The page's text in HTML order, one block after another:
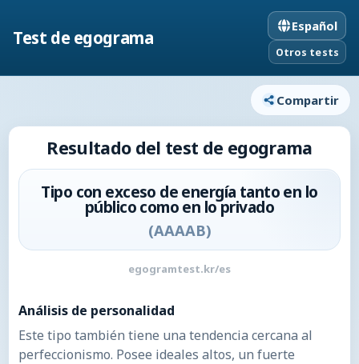
Test de egograma
Español
Otros tests
Compartir
Resultado del test de egograma
Tipo con exceso de energía tanto en lo
público como en lo privado
(AAAAB)
egogramtest.kr/es
Análisis de personalidad
Este tipo también tiene una tendencia cercana al
perfeccionismo. Posee ideales altos, un fuerte